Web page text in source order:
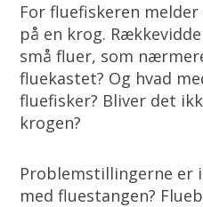
For fluefiskeren
på en krog.
små fluer, som
fluekastet? Og hvad
fluefisker? Bliver det
krogen?
Problemstillingerne er
med fluestangen?